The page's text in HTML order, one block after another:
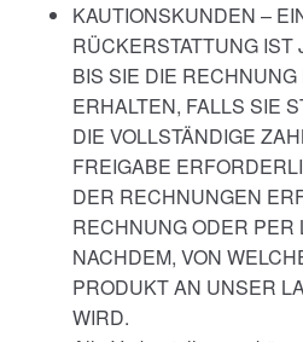
KAUTIONSKUNDEN –
RÜCKERSTATTUNG IST
BIS SIE DIE
ERHALTEN, FALLS SIE
DIE VOLLSTÄNDIGE
FREIGABE
DER RECHNUNGEN
RECHNUNG ODER PER
NACHDEM, VON
PRODUKT AN UNSER
WIRD.